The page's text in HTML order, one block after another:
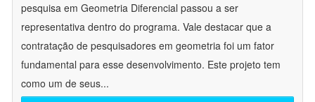
pesquisa em Geometria Diferencial passou a ser
representativa dentro do programa. Vale destacar que a
contratação de pesquisadores em geometria foi um fator
fundamental para esse desenvolvimento. Este projeto tem
como um de seus...